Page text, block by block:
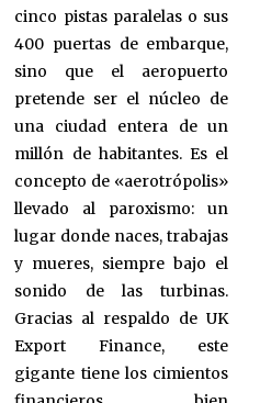
cinco pistas paralelas o sus
400 puertas de embarque,
sino que el aeropuerto
pretende ser el núcleo de
una ciudad entera de un
millón de habitantes. Es el
concepto de «aerotrópolis»
llevado al paroxismo: un
lugar donde naces, trabajas
y mueres, siempre bajo el
sonido de las turbinas.
Gracias al respaldo de UK
Export Finance, este
gigante tiene los cimientos